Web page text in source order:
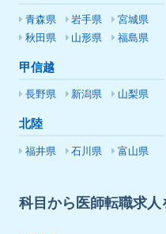
青森県 岩手県
宮城県
秋田県
山形県 福島県
甲信越
長野県 新潟県 山梨県
北陸
福井県 石川県 富山県
科目から医師転職求人